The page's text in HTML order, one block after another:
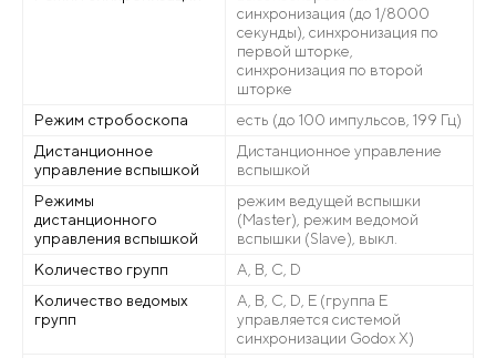
синхронизация (до 1/8000
секунды), синхронизация по
первой шторке,
синхронизация по второй
шторке
Режим стробоскопа
есть (до 100 импульсов, 199 Гц)
Дистанционное
управление вспышкой
Дистанционное управление
вспышкой
Режимы
дистанционного
управления вспышкой
режим ведущей вспышки
(Master), режим ведомой
вспышки (Slave), выкл.
Количество групп
A, B, C, D
Количество ведомых
групп
A, B, C, D, E (группа E
управляется системой
синхронизации Godox X)